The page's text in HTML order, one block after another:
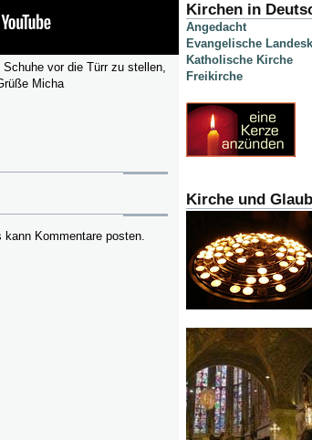
vor die Türr zu stellen,
Micha
Kommentare posten.
Kirchen in
Angedacht
Evangelische
Katholische Kirche
Freikirche
Kirche und